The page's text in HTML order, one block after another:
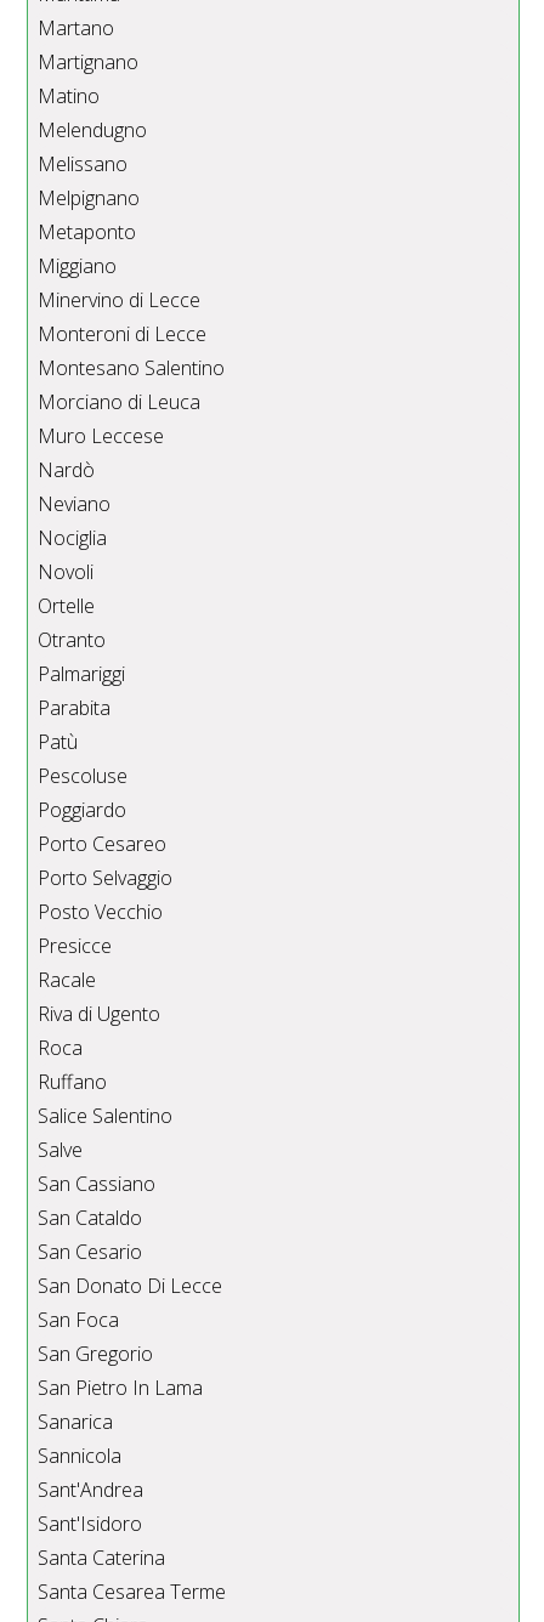
Martano
Martignano
Matino
Melendugno
Melissano
Melpignano
Metaponto
Miggiano
Minervino di Lecce
Monteroni di Lecce
Montesano Salentino
Morciano di Leuca
Muro Leccese
Nardò
Neviano
Nociglia
Novoli
Ortelle
Otranto
Palmariggi
Parabita
Patù
Pescoluse
Poggiardo
Porto Cesareo
Porto Selvaggio
Posto Vecchio
Presicce
Racale
Riva di Ugento
Roca
Ruffano
Salice Salentino
Salve
San Cassiano
San Cataldo
San Cesario
San Donato Di Lecce
San Foca
San Gregorio
San Pietro In Lama
Sanarica
Sannicola
Sant'Andrea
Sant'Isidoro
Santa Caterina
Santa Cesarea Terme